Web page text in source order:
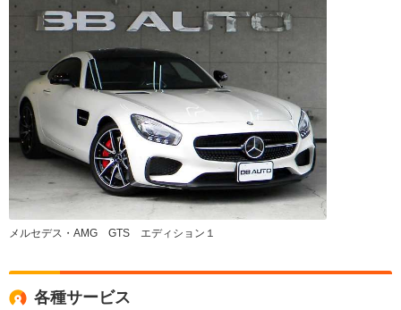
メルセデス・AMG GTS エディション１
各種サービス